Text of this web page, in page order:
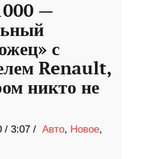
—
с
Renault,
никто не
/ 3:07 / Авто, Новое,